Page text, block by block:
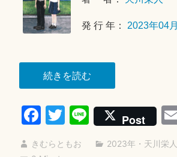
発 行 年： 2023年04月
続きを読む“セ
ン
ト
エ
ル
Fa
ce
T
wi
Li
ne
Post
きむらともお 2023年 ・ 天川栄人